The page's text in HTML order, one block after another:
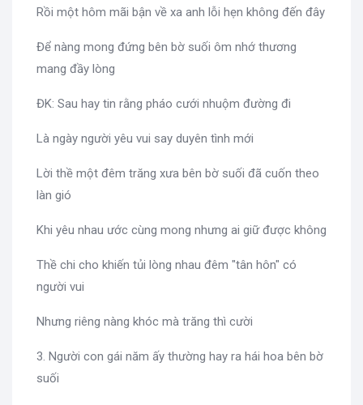
Rồi một hôm mãi bận về xa anh lỗi hẹn không đến đây
Để nàng mong đứng bên bờ suối ôm nhớ thương
mang đầy lòng
ĐK: Sau hay tin rằng pháo cưới nhuộm đường đi
Là ngày người yêu vui say duyên tình mới
Lời thề một đêm trăng xưa bên bờ suối đã cuốn theo
làn gió
Khi yêu nhau ước cùng mong nhưng ai giữ được không
Thề chi cho khiến tủi lòng nhau đêm "tân hôn" có
người vui
Nhưng riêng nàng khóc mà trăng thì cười
3. Người con gái năm ấy thường hay ra hái hoa bên bờ
suối